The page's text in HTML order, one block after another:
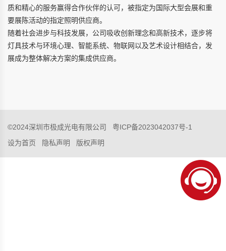
质和精心的服务赢得合作伙伴的认可，被指定为国际大型会展和重
要展陈活动的指定照明供应商。
随着社会进步与科技发展，公司吸收创新理念和高新技术，逐步将
灯具技术与环境心理、智能系统、物联网以及艺术设计相结合，发
展成为整体解决方案的集成供应商。
©2024深圳市极成光电有限公司 粤ICP备2023042037号-1
设为首页
隐私声明 版权声明